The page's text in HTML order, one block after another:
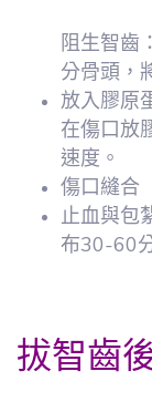
阻生智齒
分骨頭，
放入膠原
在傷口放
速度。
傷口縫合
止血與包
布30-60
拔智齒